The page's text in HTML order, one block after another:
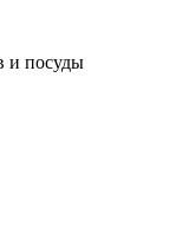
и посуды